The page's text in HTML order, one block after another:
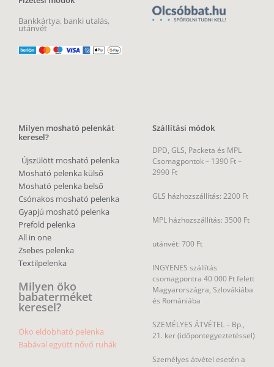
Bankkártya, banki utalás,
utánvét
Milyen mosható pelenkát
keresel?
Újszülött mosható pelenka
Mosható pelenka külső
Mosható pelenka belső
Csónakos mosható pelenka
Gyapjú mosható pelenka
Prefold pelenka
All in one
Zsebes pelenka
Textilpelenka
Milyen öko
babaterméket
keresel?
Öko eldobható pelenka
Babával együtt nővő ruhák
Szállítási módok
DPD, GLS, Packeta és MPL
Csomagpontok – 1390 Ft –
2990 Ft
GLS házhozszállítás: 2200 Ft
MPL házhozszállítás: 3500 Ft
utánvét: 700 Ft
INGYENES szállítás
csomagpontra 40 000 Ft felett
Magyarországra, Szlovákiába
és Romániába
SZEMÉLYES ÁTVÉTEL – Bp.,
21. ker (időpontegyeztetéssel)
Személyes átvétel esetén a